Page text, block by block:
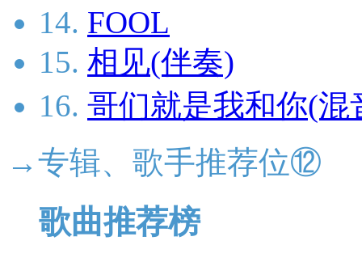
14. FOOL
15. 相见(伴奏)
16. 哥们就是我和你(混
→专辑、歌手推荐位⑫
歌曲推荐榜